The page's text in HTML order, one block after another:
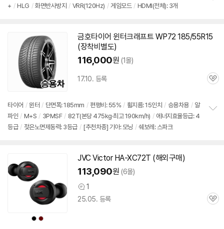
+ / HLG / 화면반사방지 / VRR(120Hz) / 게임모드 / HDMI(전체): 3개
금호타이어 윈터크래프트 WP72 185/55R15
(장착비별도)
116,000원 (1몰)
17.10. 등록
관
타이어 / 윈터 / 단면폭: 185mm / 편평비: 55% / 휠지름: 15인치 / 승용차용 / 알
파인 / M+S / 3PMSF / 82T(본당 475kg·최고 190km/h) / 에너지효율등급: 4
등급 / 젖은노면제동력: 3등급 / [추천차종] 기아: 모닝 / 쉐보레: 스파크
상
품
상
품
JVC Victor HA-XC72T (해외구매)
113,090원 (6몰)
상
품
1
25.05. 등록
관